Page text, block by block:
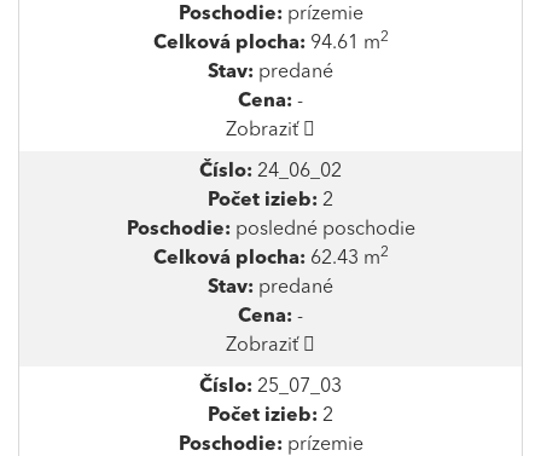
Poschodie:prízemie
Celková plocha: 94.61 m2
Stav: predané
Cena: -
Zobraziť
Číslo: 24_06_02
Počet izieb: 2
Poschodie:posledné poschodie
Celková plocha: 62.43 m2
Stav: predané
Cena: -
Zobraziť
Číslo: 25_07_03
Počet izieb: 2
Poschodie:prízemie